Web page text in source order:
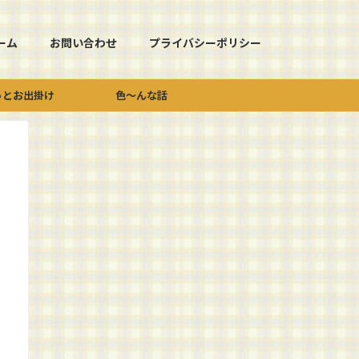
ム お問い合わせ プライバシーポリシー
お出掛け 色～んな話